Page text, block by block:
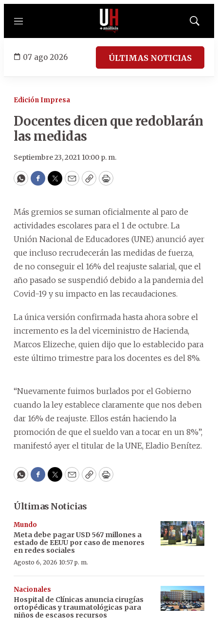
Menú
Mostrar
07 ago 2026 ÚLTIMAS NOTICIAS
Edición Impresa
Docentes dicen que redoblarán
las medidas
Septiembre 23, 2021 10:00 p. m.
WhatsApp
Facebook
Twitter
EmailCopyPrint
Más gremios se suman oficialmente al paro de
actividades escolares para el 1 de octubre. La
Unión Nacional de Educadores (UNE) anunció ayer
que incluso recrudecerán las medidas de fuerza,
de no conseguir el 16% del reajuste salarial, que el
año pasado se suspendió debido a la pandemia del
Covid-19 y su impacto en las recaudaciones.
La única versión confirmada hasta ahora sobre el
incremento es la del viceministro de Hacienda,
Marcos Elizeche, quien dijo que lo establecido para
este último trimestre para los docentes es del 8%.
“Nuevamente fuimos burlados por el Gobierno
cuando la ley establece claramente que nos deben
dar 16% de reajuste. Ellos están haciendo la
promoción de que el sueldo van a tocar en un 8%”,
manifestó ayer el titular de la UNE, Eladio Benítez.
WhatsApp
Facebook
Twitter
EmailCopyPrint
Últimas Noticias
Mundo
Meta debe pagar USD 567 millones a
estado de EEUU por caso de menores
en redes sociales
Agosto 6, 2026 10:57 p. m.
Nacionales
Hospital de Clínicas anuncia cirugías
ortopédicas y traumatológicas para
niños de escasos recursos